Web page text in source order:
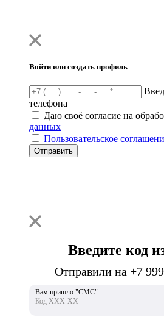
Войти или создать профиль
телефона
Даю своё согласие на
данных
Пользовательское
Отправить
Введите код
Отправили на +7
Вам пришло "СМС"
Код ХХХ-ХХ